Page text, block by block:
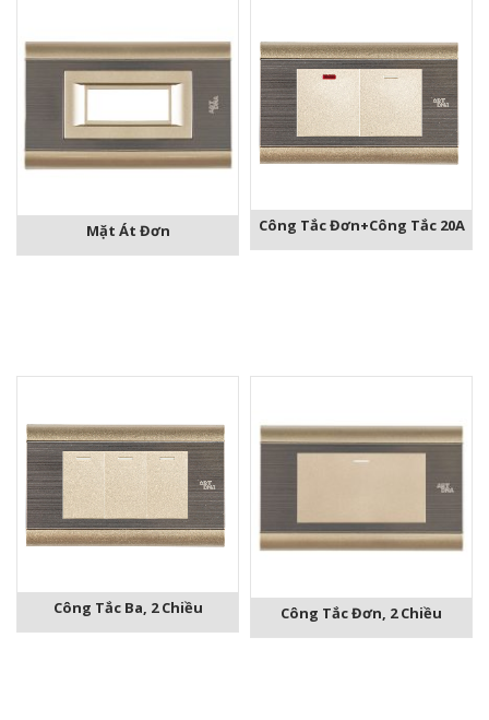
Mặt Át Đơn Công Tắc Đơn+Công Tắc 20A
Công Tắc Ba, 2 Chiều Công Tắc Đơn, 2 Chiều